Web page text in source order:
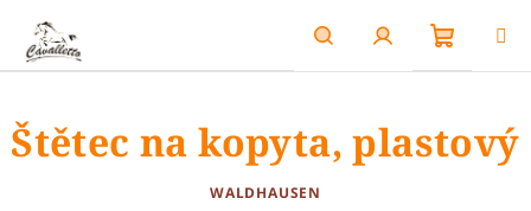
obsah
HledatPřihlášení
košík
Štětec na kopyta, plastový
WALDHAUSEN